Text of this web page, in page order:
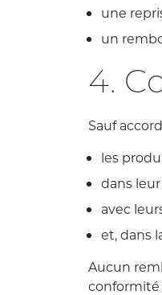
une
un
4.
Sauf
les
dans
avec
et, dans
Aucun
conformité